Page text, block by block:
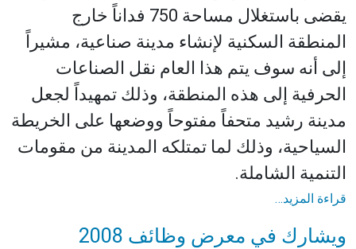
يقضى باستغلال مساحة 750 فداناً خارج
المنطقة السكنية لإنشاء مدينة صناعية، مشيراً
إلى أنه سوف يتم هذا العام نقل الصناعات
الحرفية إلى هذه المنطقة، وذلك تمهيداً لجعل
مدينة رشيد متحفاً مفتوحاً ووضعها على الخريطة
السياحية، وذلك لما تمتلكه المدينة من مقومات
التنمية الشاملة.
قراءة المزيد…
ويشارك في معرض وظائف 2008